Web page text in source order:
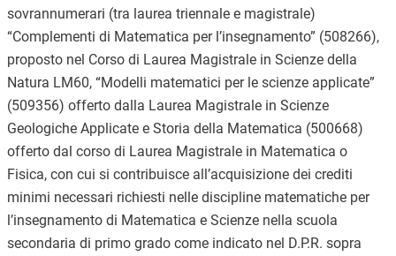
sovrannumerari (tra laurea triennale e magistrale)
“Complementi di Matematica per l’insegnamento” (508266),
proposto nel Corso di Laurea Magistrale in Scienze della
Natura LM60, “Modelli matematici per le scienze applicate”
(509356) offerto dalla Laurea Magistrale in Scienze
Geologiche Applicate e Storia della Matematica (500668)
offerto dal corso di Laurea Magistrale in Matematica o
Fisica, con cui si contribuisce all’acquisizione dei crediti
minimi necessari richiesti nelle discipline matematiche per
l’insegnamento di Matematica e Scienze nella scuola
secondaria di primo grado come indicato nel D.P.R. sopra